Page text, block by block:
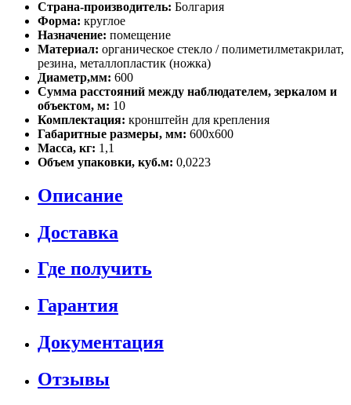
Страна-производитель: Болгария
Форма: круглое
Назначение: помещение
Материал: органическое стекло / полиметилметакрилат,
резина, металлопластик (ножка)
Диаметр,мм: 600
Сумма расстояний между наблюдателем, зеркалом и
объектом, м: 10
Комплектация: кронштейн для крепления
Габаритные размеры, мм: 600х600
Масса, кг: 1,1
Объем упаковки, куб.м: 0,0223
Описание
Доставка
Где получить
Гарантия
Документация
Отзывы